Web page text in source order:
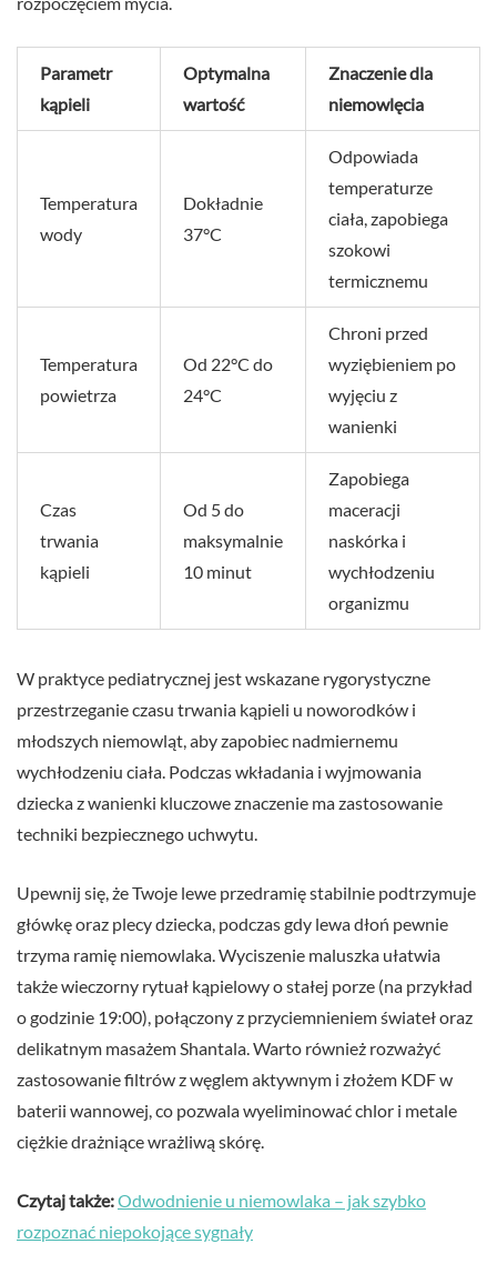
Parametr
kąpieli
Optymalna
wartość
Znaczenie dla
niemowlęcia
Temperatura
wody
Dokładnie
37°C
Odpowiada
temperaturze
ciała, zapobiega
szokowi
termicznemu
Temperatura
powietrza
Od 22°C do
24°C
Chroni przed
wyziębieniem po
wyjęciu z
wanienki
Czas
trwania
kąpieli
Od 5 do
maksymalnie
10 minut
Zapobiega
maceracji
naskórka i
wychłodzeniu
organizmu
W praktyce pediatrycznej jest wskazane rygorystyczne
przestrzeganie czasu trwania kąpieli u noworodków i
młodszych niemowląt, aby zapobiec nadmiernemu
wychłodzeniu ciała. Podczas wkładania i wyjmowania
dziecka z wanienki kluczowe znaczenie ma zastosowanie
techniki bezpiecznego uchwytu.
Upewnij się, że Twoje lewe przedramię stabilnie podtrzymuje
główkę oraz plecy dziecka, podczas gdy lewa dłoń pewnie
trzyma ramię niemowlaka. Wyciszenie maluszka ułatwia
także wieczorny rytuał kąpielowy o stałej porze (na przykład
o godzinie 19:00), połączony z przyciemnieniem świateł oraz
delikatnym masażem Shantala. Warto również rozważyć
zastosowanie filtrów z węglem aktywnym i złożem KDF w
baterii wannowej, co pozwala wyeliminować chlor i metale
ciężkie drażniące wrażliwą skórę.
Czytaj także:Odwodnienie u niemowlaka – jak szybko
rozpoznać niepokojące sygnały